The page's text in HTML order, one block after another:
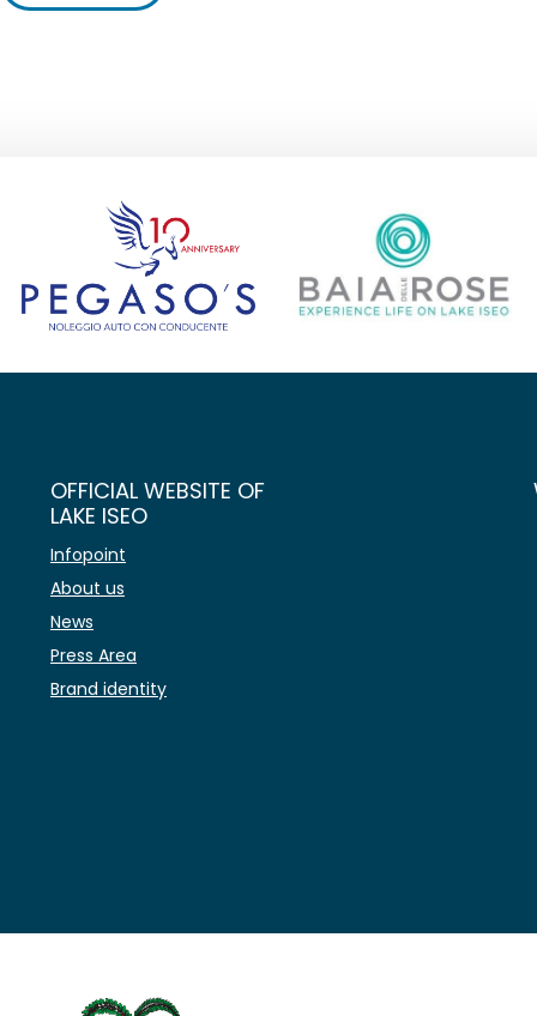
OFFICIAL WEBSITE OF
LAKE ISEO
Infopoint
About us
News
Press Area
Brand identity